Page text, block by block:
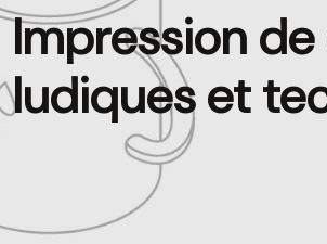
Impression
ludiques et